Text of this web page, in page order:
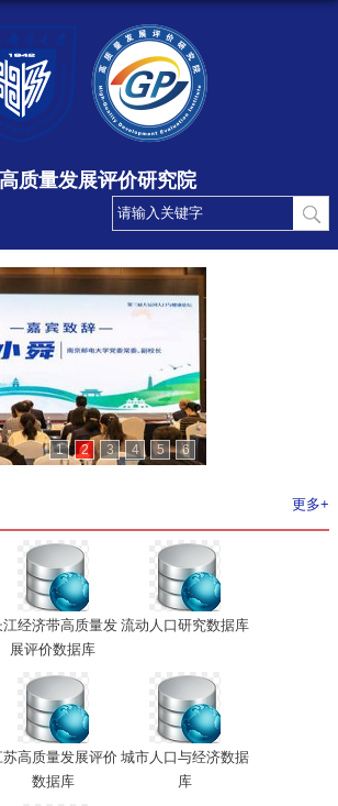
高质量发展评价研究院
1 2 3 4 5 6
更多+
江经济带高质量发
展评价数据库
流动人口研究数据库
苏高质量发展评价
数据库
城市人口与经济数据
库